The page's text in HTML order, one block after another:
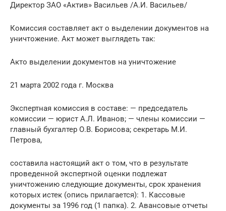
Директор ЗАО «Актив» Васильев /А.И. Васильев/
Комиссия составляет акт о выделении документов на
уничтожение. Акт может выглядеть так:
Акто выделении документов на уничтожение
21 марта 2002 года г. Москва
Экспертная комиссия в составе: — председатель
комиссии — юрист А.Л. Иванов; — члены комиссии —
главный бухгалтер О.В. Борисова; секретарь М.И.
Петрова,
составила настоящий акт о том, что в результате
проведенной экспертной оценки подлежат
уничтожению следующие документы, срок хранения
которых истек (опись прилагается): 1. Кассовые
документы за 1996 год (1 папка). 2. Авансовые отчеты